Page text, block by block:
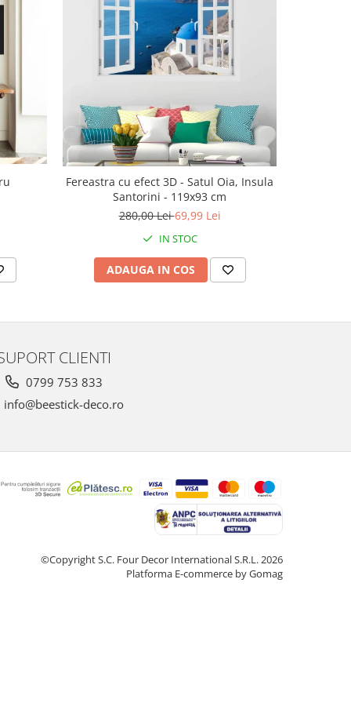
Fereastra cu efect 3D - Satul Oia, Insula
Santorini - 119x93 cm
280,00 Lei69,99 Lei
IN STOC
ADAUGA IN COS
CLIENTI
0799 753 833
info@beestick-deco.ro
©Copyright S.C. Four Decor International S.R.L. 2026
Platforma E-commerce by Gomag